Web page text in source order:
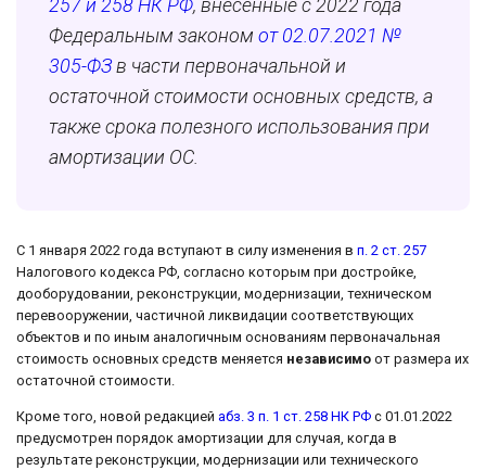
257 и 258 НК РФ, внесенные с 2022 года
Федеральным законом от 02.07.2021 №
305-ФЗв части первоначальной и
остаточной стоимости основных средств, а
также срока полезного использования при
амортизации ОС.
С 1 января 2022 года вступают в силу изменения в п. 2 ст. 257
Налогового кодекса РФ, согласно которым при достройке,
дооборудовании, реконструкции, модернизации, техническом
перевооружении, частичной ликвидации соответствующих
объектов и по иным аналогичным основаниям первоначальная
стоимость основных средств меняется независимо от размера их
остаточной стоимости.
Кроме того, новой редакцией абз. 3 п. 1 ст. 258 НК РФ с 01.01.2022
предусмотрен порядок амортизации для случая, когда в
результате реконструкции, модернизации или технического